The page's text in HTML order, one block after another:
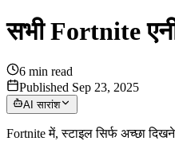
सभी Fortnite
6 min read
Published Sep 23, 2025
AI सारांश
Fortnite में, स्टाइल सिर्फ अच्छा